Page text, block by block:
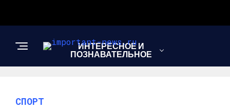
ИНТЕРЕСНОЕ И
ПОЗНАВАТЕЛЬНОЕ
СПОРТ